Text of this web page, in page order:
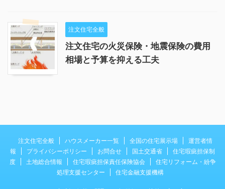
注文住宅全般
注文住宅の火災保険・地震保険の費用
相場と予算を抑える工夫
注文住宅全般 ハウスメーカー一覧 全国の住宅展示場
運営者情
報
プライバシーポリシー お問合せ 国土交通省
住宅瑕疵担保制
度
土地総合情報 住宅瑕疵担保責任保険協会
住宅リフォーム・紛争
処理支援センター
住宅金融支援機構